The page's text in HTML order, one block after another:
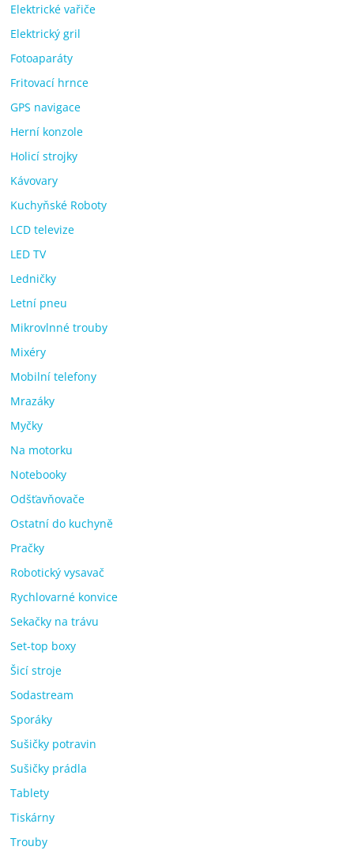
Elektrické vařiče
Elektrický gril
Fotoaparáty
Fritovací hrnce
GPS navigace
Herní konzole
Holicí strojky
Kávovary
Kuchyňské Roboty
LCD televize
LED TV
Ledničky
Letní pneu
Mikrovlnné trouby
Mixéry
Mobilní telefony
Mrazáky
Myčky
Na motorku
Notebooky
Odšťavňovače
Ostatní do kuchyně
Pračky
Robotický vysavač
Rychlovarné konvice
Sekačky na trávu
Set-top boxy
Šicí stroje
Sodastream
Sporáky
Sušičky potravin
Sušičky prádla
Tablety
Tiskárny
Trouby